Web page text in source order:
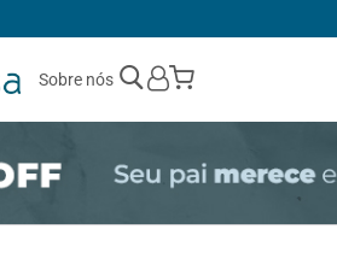
Sobre nós
My Cart